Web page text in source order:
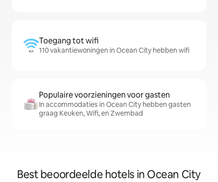
Toegang tot wifi
110 vakantiewoningen in Ocean City hebben wifi
Populaire voorzieningen voor gasten
In accommodaties in Ocean City hebben gasten
graag Keuken, Wifi, en Zwembad
Best beoordeelde hotels in Ocean City